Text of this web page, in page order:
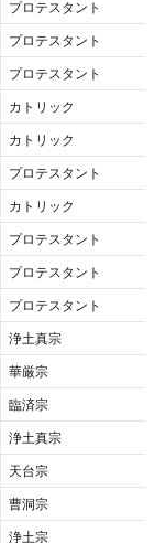
プロテスタント
プロテスタント
プロテスタント
カトリック
カトリック
プロテスタント
カトリック
プロテスタント
プロテスタント
プロテスタント
浄土真宗
華厳宗
臨済宗
浄土真宗
天台宗
曹洞宗
浄土宗